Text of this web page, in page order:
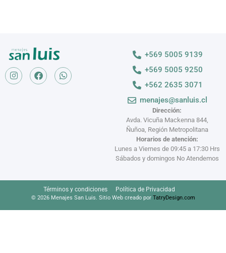
Dirección:
Avda. Vicuña Mackenna 844,
Ñuñoa, Región Metropolitana
Horarios de atención:
Lunes a Viernes de 09:45 a 17:30 Hrs
Sábados y domingos No Atendemos
+569 5005 9139
+569 5005 9250
+562 2635 3071
menajes@sanluis.cl
Términos y condiciones Política de Privacidad
© 2026 Menajes San Luis. Sitio Web creado por TatryDesign.com